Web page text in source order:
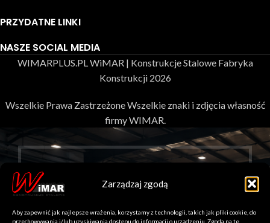
Zarządzaj zgodą
Aby zapewnić jak najlepsze wrażenia, korzystamy z technologii, takich jak pliki cookie, do
przechowywania i/lub uzyskiwania dostępu do informacji o urządzeniu. Zgoda na te
PRZYDATNE LINKI
NASZE SOCIAL MEDIA
WIMARPLUS.PL WiMAR | Konstrukcje Stalowe Fabryka
Konstrukcji 2026
Wszelkie Prawa Zastrzeżone Wszelkie znaki i zdjęcia własność
firmy WIMAR.
WITAJ W